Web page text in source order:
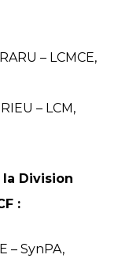
– LCMCE,
– LCM,
Division
:
– SynPA,